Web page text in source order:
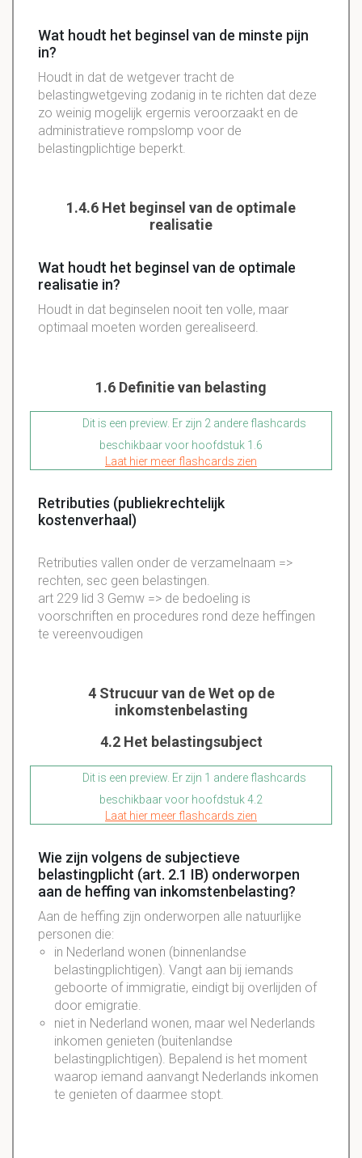
Wat houdt het beginsel van de minste pijn
in?
Houdt in dat de wetgever tracht de
belastingwetgeving zodanig in te richten dat deze
zo weinig mogelijk ergernis veroorzaakt en de
administratieve rompslomp voor de
belastingplichtige beperkt.
1.4.6 Het beginsel van de optimale
realisatie
Wat houdt het beginsel van de optimale
realisatie in?
Houdt in dat beginselen nooit ten volle, maar
optimaal moeten worden gerealiseerd.
1.6 Definitie van belasting
Dit is een preview. Er zijn 2 andere flashcards
beschikbaar voor hoofdstuk 1.6
Laat hier meer flashcards zien
Retributies (publiekrechtelijk
kostenverhaal)
Retributies vallen onder de verzamelnaam =>
rechten, sec geen belastingen.
art 229 lid 3 Gemw => de bedoeling is
voorschriften en procedures rond deze heffingen
te vereenvoudigen
4 Strucuur van de Wet op de
inkomstenbelasting
4.2 Het belastingsubject
Dit is een preview. Er zijn 1 andere flashcards
beschikbaar voor hoofdstuk 4.2
Laat hier meer flashcards zien
Wie zijn volgens de subjectieve
belastingplicht (art. 2.1 IB) onderworpen
aan de heffing van inkomstenbelasting?
Aan de heffing zijn onderworpen alle natuurlijke
personen die:
in Nederland wonen (binnenlandse
belastingplichtigen). Vangt aan bij iemands
geboorte of immigratie, eindigt bij overlijden of
door emigratie.
niet in Nederland wonen, maar wel Nederlands
inkomen genieten (buitenlandse
belastingplichtigen). Bepalend is het moment
waarop iemand aanvangt Nederlands inkomen
te genieten of daarmee stopt.